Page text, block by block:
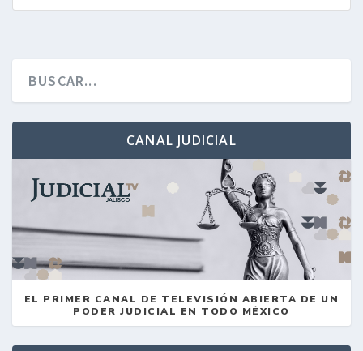
CANAL JUDICIAL
EL PRIMER CANAL DE TELEVISIÓN ABIERTA DE UN
PODER JUDICIAL EN TODO MÉXICO